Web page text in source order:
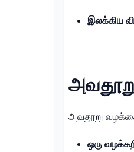
இலக்கிய
அவதூறு
ஒரு